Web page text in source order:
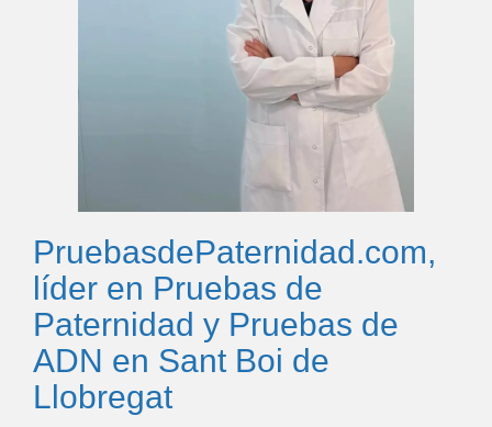
PruebasdePaternidad.com,
líder en Pruebas de
Paternidad y Pruebas de
ADN en Sant Boi de
Llobregat